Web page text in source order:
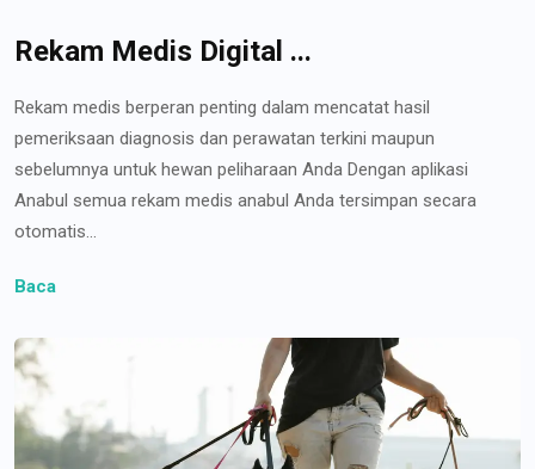
Rekam Medis Digital ...
Rekam medis berperan penting dalam mencatat hasil
pemeriksaan diagnosis dan perawatan terkini maupun
sebelumnya untuk hewan peliharaan Anda Dengan aplikasi
Anabul semua rekam medis anabul Anda tersimpan secara
otomatis...
Baca